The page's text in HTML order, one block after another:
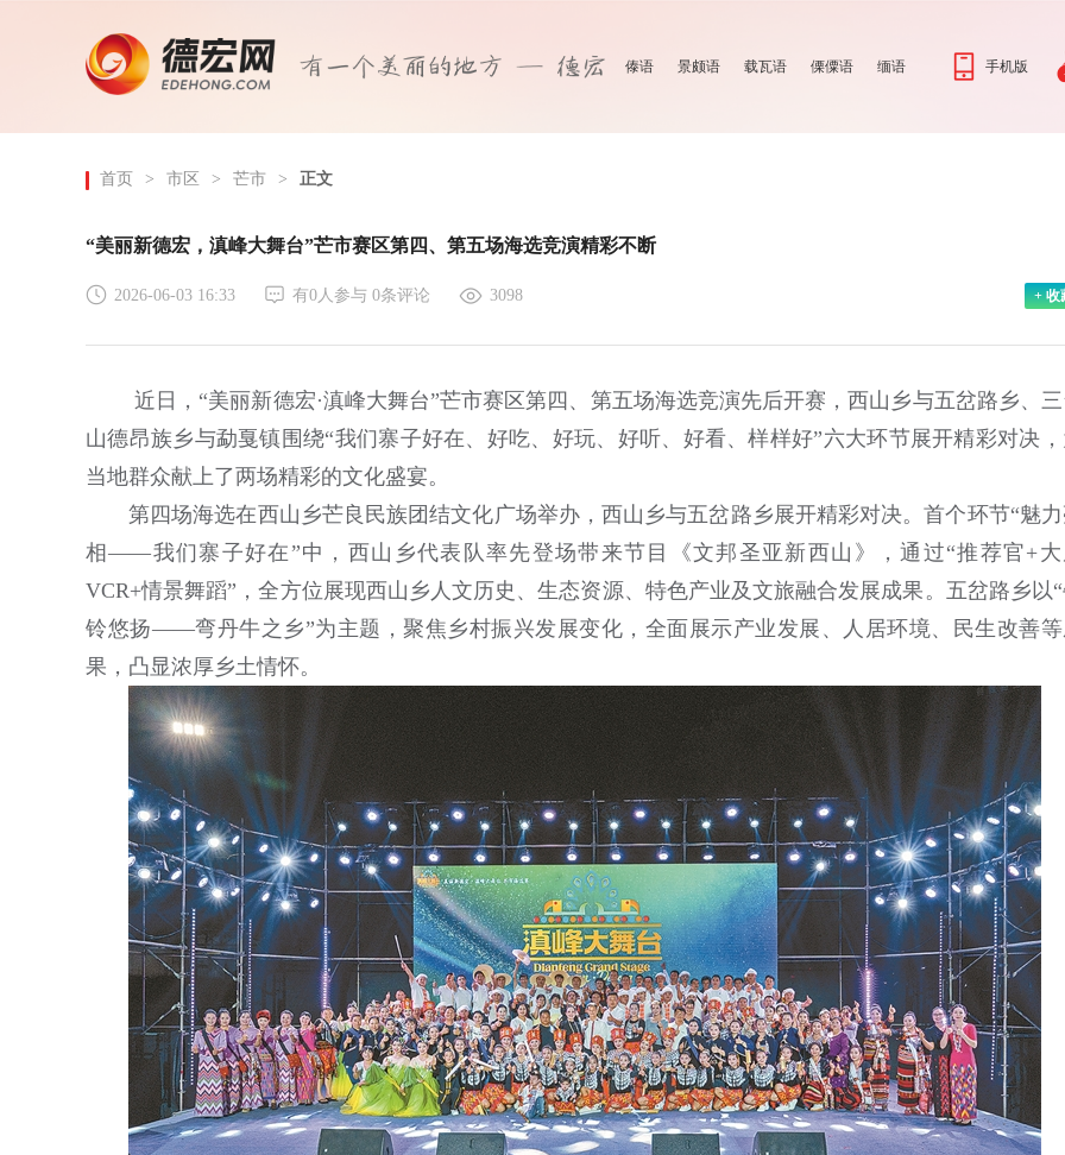
傣语 景颇语 载瓦语 傈僳语 缅语 手机版
首页 > 市区 > 芒市 > 正文
“美丽新德宏，滇峰大舞台”芒市赛区第四、第五场海选竞演精彩不断
2026-06-03 16:33 有0人参与 0条评论 3098 + 收
近日，“美丽新德宏·滇峰大舞台”芒市赛区第四、第五场海选竞演先后开赛，西山乡与五岔路乡、三
山德昂族乡与勐戛镇围绕“我们寨子好在、好吃、好玩、好听、好看、样样好”六大环节展开精彩对决
当地群众献上了两场精彩的文化盛宴。
第四场海选在西山乡芒良民族团结文化广场举办，西山乡与五岔路乡展开精彩对决。首个环节“魅
相——我们寨子好在”中，西山乡代表队率先登场带来节目《文邦圣亚新西山》，通过“推荐官+大
VCR+情景舞蹈”，全方位展现西山乡人文历史、生态资源、特色产业及文旅融合发展成果。五岔路乡以
铃悠扬——弯丹牛之乡”为主题，聚焦乡村振兴发展变化，全面展示产业发展、人居环境、民生改善
果，凸显浓厚乡土情怀。